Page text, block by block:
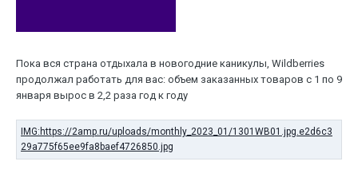
Пока вся страна отдыхала в новогодние каникулы, Wildberries
продолжал работать для вас: объем заказанных товаров с 1 по 9
января вырос в 2,2 раза год к году